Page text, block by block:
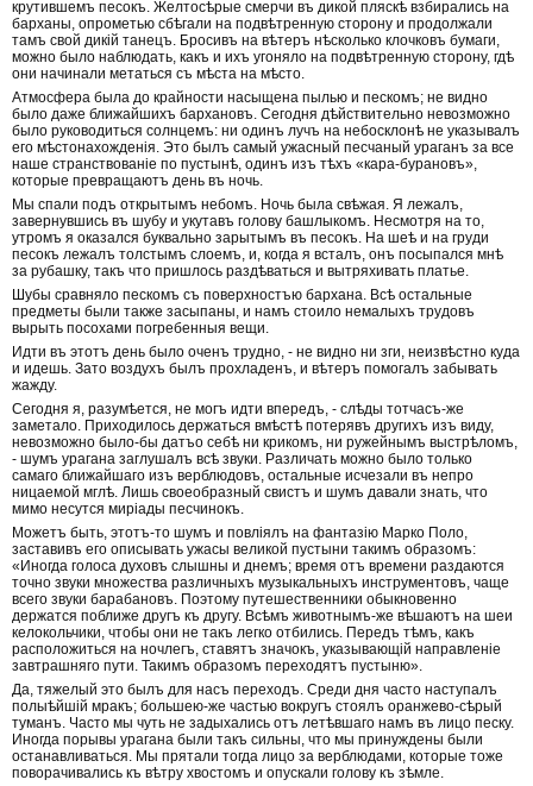
крутившемъ песокъ. Желтосѣрые смерчи въ дикой пляскѣ взбирались на
барханы, опрометью сбѣгали на подвѣтренную сторону и продолжали
тамъ свой дикій танецъ. Бросивъ на вѣтеръ нѣсколько клочковъ бумаги,
можно было наблюдать, какъ и ихъ угоняло на подвѣтренную сторону, гдѣ
они начинали метаться съ мѣста на мѣсто.
Атмосфера была до крайности насыщена пылью и пескомъ; не видно
было даже ближайшихъ бархановъ. Сегодня дѣйствительно невозможно
было руководиться солнцемъ: ни одинъ лучъ на небосклонѣ не указывалъ
его мѣстонахожденія. Это былъ самый ужасный песчаный ураганъ за все
наше странствованіе по пустынѣ, одинъ изъ тѣхъ «кара-бурановъ»,
которые превращаютъ день въ ночь.
Мы спали подъ открытымъ небомъ. Ночь была свѣжая. Я лежалъ,
завернувшись въ шубу и укутавъ голову башлыкомъ. Несмотря на то,
утромъ я оказался буквально зарытымъ въ песокъ. На шеѣ и на груди
песокъ лежалъ толстымъ слоемъ, и, когда я всталъ, онъ посыпался мнѣ
за рубашку, такъ что пришлось раздѣваться и вытряхивать платье.
Шубы сравняло пескомъ съ поверхностъю бархана. Всѣ остальные
предметы были также засыпаны, и намъ стоило немалыхъ трудовъ
вырыть посохами погребенныя вещи.
Идти въ этотъ день было оченъ трудно, - не видно ни зги, неизвѣстно куда
и идешь. Зато воздухъ былъ прохладенъ, и вѣтеръ помогалъ забывать
жажду.
Сегодня я, разумѣется, не могъ идти впередъ, - слѣды тотчасъ-же
заметало. Приходилось держаться вмѣстѣ потерявъ другихъ изъ виду,
невозможно было-бы датъо себѣ ни крикомъ, ни ружейнымъ выстрѣломъ,
- шумъ урагана заглушалъ всѣ звуки. Различать можно было только
самаго ближайшаго изъ верблюдовъ, остальные исчезали въ непро
ницаемой мглѣ. Лишь своеобразный свистъ и шумъ давали знать, что
мимо несутся миріады песчинокъ.
Можетъ быть, этотъ-то шумъ и повліялъ на фантазію Марко Поло,
заставивъ его описывать ужасы великой пустыни такимъ образомъ:
«Иногда голоса духовъ слышны и днемъ; время отъ времени раздаются
точно звуки множества различныхъ музыкальныхъ инструментовъ, чаще
всего звуки барабановъ. Поэтому путешественники обыкновенно
держатся поближе другъ къ другу. Всѣмъ животнымъ-же вѣшаютъ на шеи
келокольчики, чтобы они не такъ легко отбились. Передъ тѣмъ, какъ
расположиться на ночлегъ, ставятъ значокъ, указывающій направленіе
завтрашняго пути. Такимъ образомъ переходятъ пустыню».
Да, тяжелый это былъ для насъ переходъ. Среди дня часто наступалъ
полыѣйшій мракъ; большею-же частью вокругъ стоялъ оранжево-сѣрый
туманъ. Часто мы чуть не задыхались отъ летѣвшаго намъ въ лицо песку.
Иногда порывы урагана были такъ сильны, что мы принуждены были
останавливаться. Мы прятали тогда лицо за верблюдами, которые тоже
поворачивались къ вѣтру хвостомъ и опускали голову къ зѣмле.